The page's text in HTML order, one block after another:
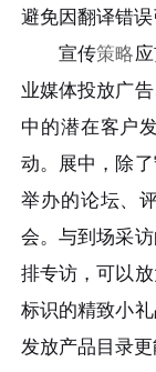
避免因翻译错误
宣传策略
业媒体投放广
中的潜在客户
动。展中，除
举办的论坛、
会。与到场采
排专访，可以
标识的精致小
发放产品目录更